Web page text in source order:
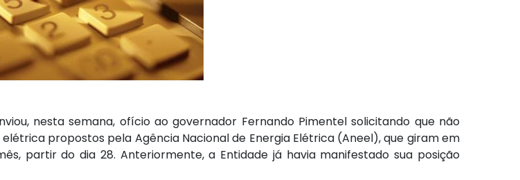
nesta semana, ofício ao governador Fernando Pimentel solicitando que não
propostos pela Agência Nacional de Energia Elétrica (Aneel), que giram em
partir do dia 28. Anteriormente, a Entidade já havia manifestado sua posição